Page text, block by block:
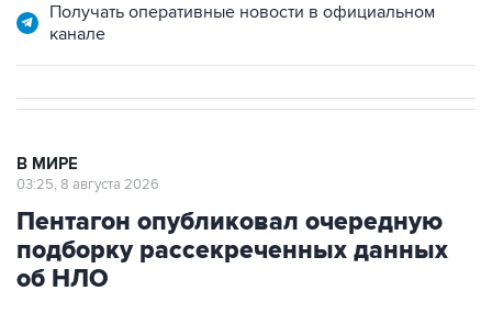
Получать оперативные новости в официальном
канале
В МИРЕ
03:25, 8 августа 2026
Пентагон опубликовал очередную
подборку рассекреченных данных
об НЛО